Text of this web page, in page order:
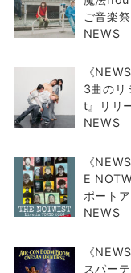
ご音楽
NEWS
《
3曲の
t』リリ
NEWS
《
E
ポート
NEWS
《
スパー